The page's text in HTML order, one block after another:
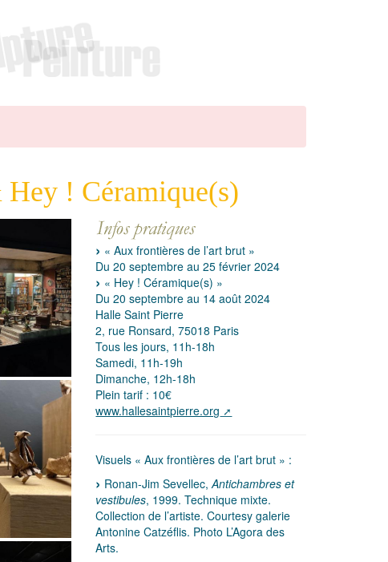
! Céramique(s)
« Aux frontières de l’art brut »
Du 20 septembre au 25 février 2024
« Hey ! Céramique(s) »
Du 20 septembre au 14 août 2024
Halle Saint Pierre
2, rue Ronsard, 75018 Paris
Tous les jours, 11h-18h
Samedi, 11h-19h
Dimanche, 12h-18h
Plein tarif : 10€
www.hallesaintpierre.org
Visuels « Aux frontières de l’art brut » :
Ronan-Jim Sevellec,Antichambres et
vestibules, 1999. Technique mixte.
Collection de l’artiste. Courtesy galerie
Antonine Catzéflis. Photo L’Agora des
Arts.